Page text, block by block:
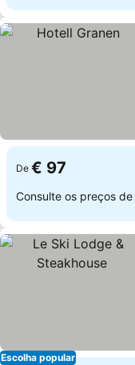
De € 97
Consulte os preços de
Escolha popular